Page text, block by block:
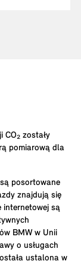
CO₂ zostały
pomiarową dla
posortowane
znajdują się
internetowej są
BMW w Unii
o usługach
ustalona w